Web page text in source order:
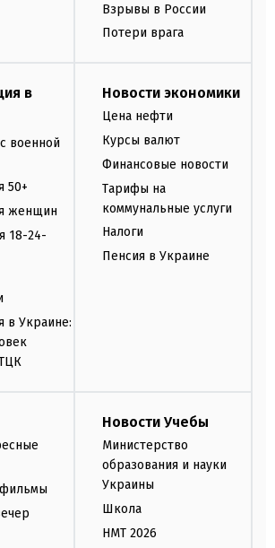
Взрывы в России
Потери врага
в
военной
50+
женщин
18-24-
в Украине:
Новости экономики
Цена нефти
Курсы валют
Финансовые новости
Тарифы на
коммунальные услуги
Налоги
Пенсия в Украине
Новости Учебы
Министерство
образования и науки
Украины
Школа
НМТ 2026